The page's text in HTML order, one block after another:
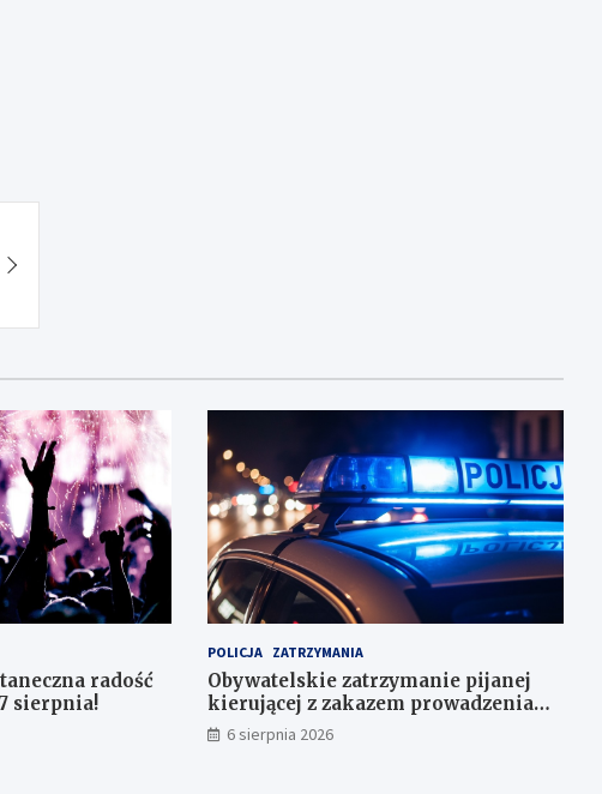
radość
sierpnia!
POLICJA ZATRZYMANIA
Obywatelskie zatrzymanie pijanej
kierującej z zakazem prowadzenia
auta6 sierpnia 2026